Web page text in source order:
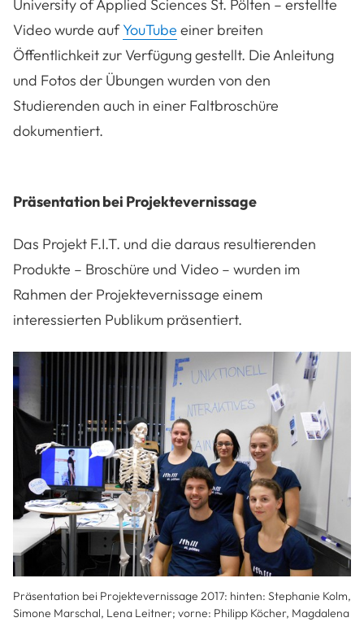
University of Applied Sciences St. Pölten – erstellte
Video wurde aufYouTube einer breiten
Öffentlichkeit zur Verfügung gestellt. Die Anleitung
und Fotos der Übungen wurden von den
Studierenden auch in einer Faltbroschüre
dokumentiert.
Präsentation bei Projektevernissage
Das Projekt F.I.T. und die daraus resultierenden
Produkte – Broschüre und Video – wurden im
Rahmen der Projektevernissage einem
interessierten Publikum präsentiert.
Präsentation bei Projektevernissage 2017: hinten: Stephanie Kolm,
Simone Marschal, Lena Leitner; vorne: Philipp Köcher, Magdalena